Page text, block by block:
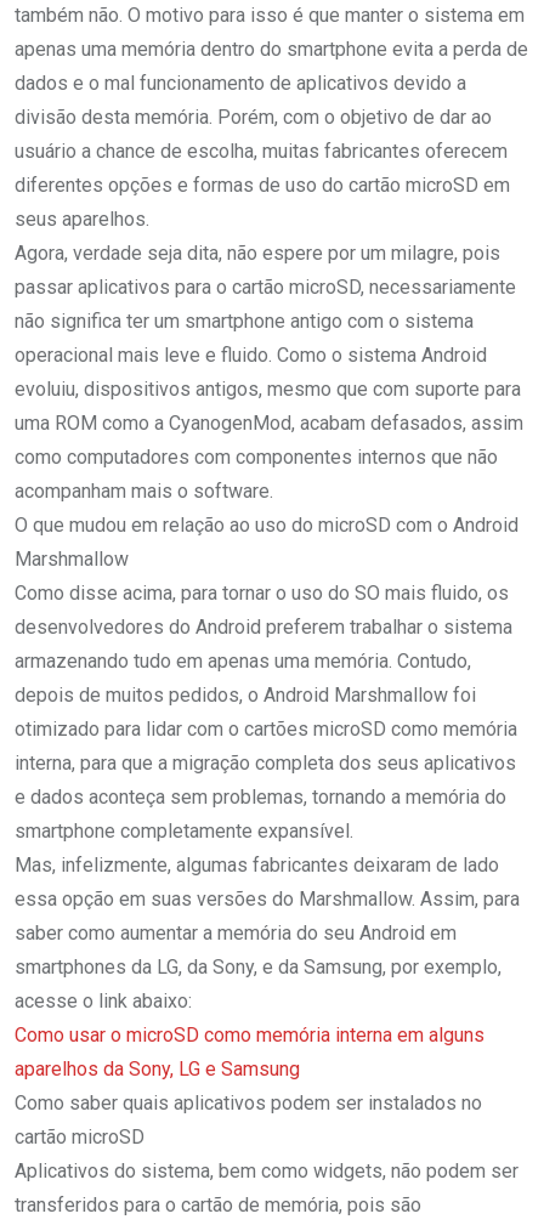
também não. O motivo para isso é que manter o sistema em
apenas uma memória dentro do smartphone evita a perda de
dados e o mal funcionamento de aplicativos devido a
divisão desta memória. Porém, com o objetivo de dar ao
usuário a chance de escolha, muitas fabricantes oferecem
diferentes opções e formas de uso do cartão microSD em
seus aparelhos.
Agora, verdade seja dita, não espere por um milagre, pois
passar aplicativos para o cartão microSD, necessariamente
não significa ter um smartphone antigo com o sistema
operacional mais leve e fluido. Como o sistema Android
evoluiu, dispositivos antigos, mesmo que com suporte para
uma ROM como a CyanogenMod, acabam defasados, assim
como computadores com componentes internos que não
acompanham mais o software.
O que mudou em relação ao uso do microSD com o Android
Marshmallow
Como disse acima, para tornar o uso do SO mais fluido, os
desenvolvedores do Android preferem trabalhar o sistema
armazenando tudo em apenas uma memória. Contudo,
depois de muitos pedidos, o Android Marshmallow foi
otimizado para lidar com o cartões microSD como memória
interna, para que a migração completa dos seus aplicativos
e dados aconteça sem problemas, tornando a memória do
smartphone completamente expansível.
Mas, infelizmente, algumas fabricantes deixaram de lado
essa opção em suas versões do Marshmallow. Assim, para
saber como aumentar a memória do seu Android em
smartphones da LG, da Sony, e da Samsung, por exemplo,
acesse o link abaixo:
Como usar o microSD como memória interna em alguns
aparelhos da Sony, LG e Samsung
Como saber quais aplicativos podem ser instalados no
cartão microSD
Aplicativos do sistema, bem como widgets, não podem ser
transferidos para o cartão de memória, pois são